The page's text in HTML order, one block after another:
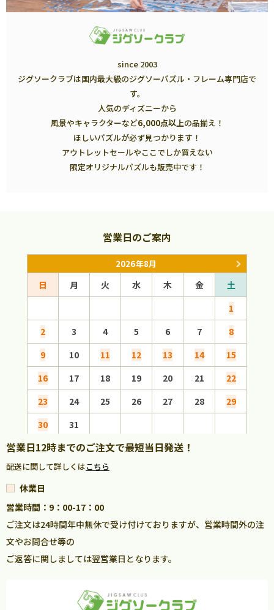
since 2003
ジグソークラブは国内最大級のジグソーパズル・フレーム専門店で
す。
人気のディズニーから
風景やキャラクターなど6,000点以上の品揃え！
ほしいパズルが必ず見つかります！
アウトレットセールやここでしか買えない
限定オリジナルパズルも販売中です！
営業日のご案内
2026年8月
日 月 火 水 木 金
土
1
2
3 4 5 6 7
8
9
10 11 12 13 14
15
16
17 18 19 20 21
22
23
24 25 26 27 28
29
30
31
営業日12時までのご注文で最短当日発送！
配送に関して詳しくはこちら
休業日
営業時間：9：00-17：00
ご注文は24時間年中無休で受け付けておりますが、営業時間外の注
文やお問合せ等の
ご返答に関しましては翌営業日となります。